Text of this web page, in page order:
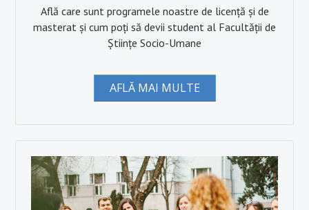
Secretariat și administrativ
Alegeri academice
Hotărâri CF_FSSU
Centru Universitar pentru Acces, Diversitate și Incluziune
Psihologie
Sociologie - Asistenţă socială
Află care sunt programele noastre de licență și de
masterat și cum poți să devii student al Facultății de
Științe Socio-Umane
AFLĂ MAI MULTE